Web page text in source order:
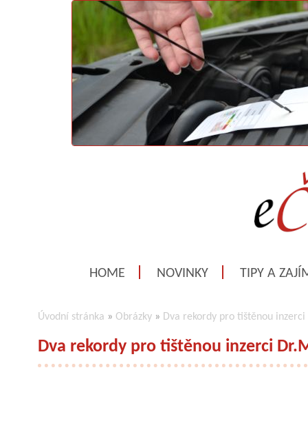
HOME NOVINKY TIPY A
Úvodní stránka » Obrázky » Dva rekordy pro tištěnou inzerci
Dva rekordy pro tištěnou inzerci